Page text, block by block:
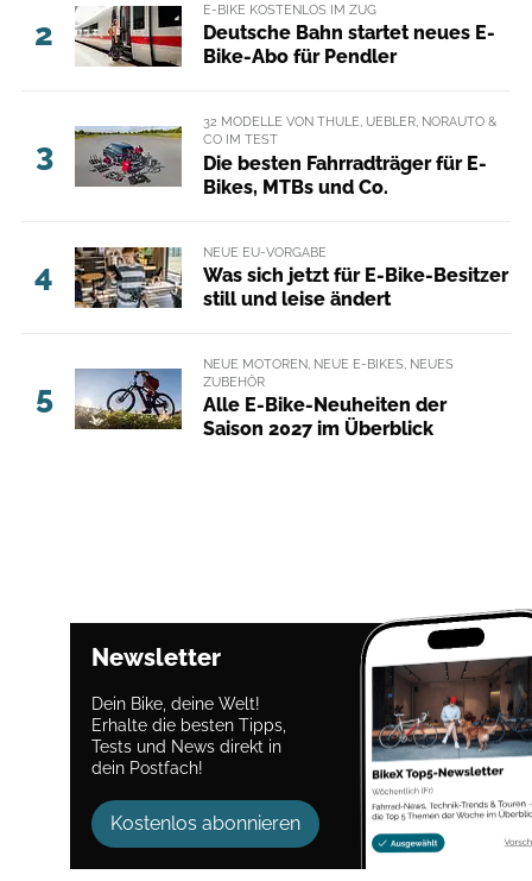
2
E-BIKE KOSTENLOS IM ZUG
Deutsche Bahn startet neues E-
Bike-Abo für Pendler
3
32 MODELLE VON THULE, UEBLER, NORAUTO &
CO IM TEST
Die besten Fahrradträger für E-
Bikes, MTBs und Co.
4
NEUE EU-VORGABE
Was sich jetzt für E-Bike-Besitzer
still und leise ändert
5
NEUE MOTOREN, NEUE E-BIKES, NEUES
ZUBEHÖR
Alle E-Bike-Neuheiten der
Saison 2027 im Überblick
Newsletter
Dein Bike, deine Welt!
Erhalte die besten Tipps,
Tests und News direkt in
dein Postfach!
Kostenlos abonnieren